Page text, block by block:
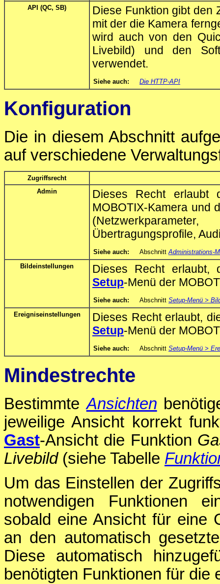
API (QC, SB)
Diese Funktion gibt den
mit der die Kamera
wird auch von den
Livebild) und den
verwendet.
Siehe auch: Die HTTP-API
Konfiguration
Die in diesem Abschnitt
auf verschiedene
Zugriffsrecht
Admin
Dieses Recht
MOBOTIX-Kamera und
Übertragungsprofile,
Siehe auch: AbschnittAdministrations-
Bildeinstellungen
Dieses Recht erlaubt,
Setup-Menü der
Siehe auch: Abschnitt Setup-Menü >
Ereigniseinstellungen
Dieses Recht erlaubt,
Setup-Menü der
Siehe auch: Abschnitt Setup-Menü >
Mindestrechte
BestimmteAnsichten
jeweilige Ansicht korrekt
Gast-Ansicht die Funktion
Livebild(siehe Tabelle
Um das Einstellen der
notwendigen Funktionen
sobald eine Ansicht für eine
an den automatisch
Diese automatisch
benötigten Funktionen für die